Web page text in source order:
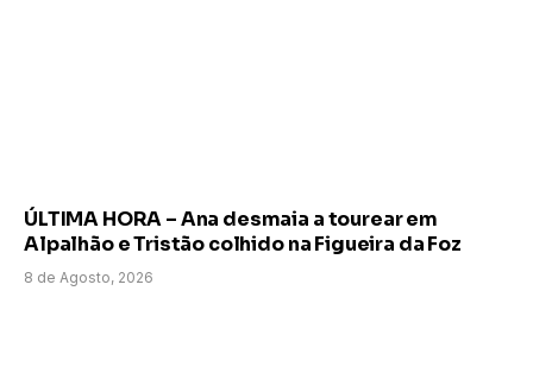
ÚLTIMA HORA – Ana desmaia a tourear em
Alpalhão e Tristão colhido na Figueira da Foz
8 de Agosto, 2026